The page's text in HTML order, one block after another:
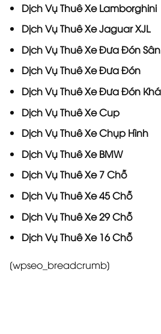
Dịch VụThuê Xe Lamborghini
Dịch VụThuê Xe Jaguar XJL
Dịch VụThuê Xe Đưa Đón
Dịch Vụ Thuê Xe Đưa Đón
Dịch VụThuê Xe Đưa Đón
Dịch VụThuê Xe Cup
Dịch VụThuê Xe Chụp Hình
Dịch VụThuê Xe BMW
Dịch VụThuê Xe 7 Chỗ
Dịch VụThuê Xe 45 Chỗ
Dịch VụThuê Xe 29 Chỗ
Dịch VụThuê Xe 16 Chỗ
[wpseo_breadcrumb]